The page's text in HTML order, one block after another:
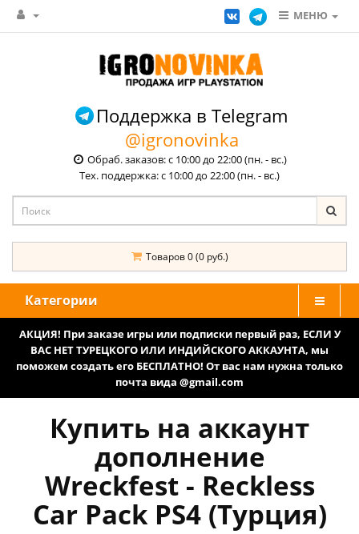
МЕНЮ
Поддержка в Telegram
@igronovinka
Обраб. заказов: с 10:00 до 22:00 (пн. - вс.)
Тех. поддержка: с 10:00 до 22:00 (пн. - вс.)
Товаров 0 (0 руб.)
Категории
АКЦИЯ! При заказе игры или подписки первый раз, ЕСЛИ У
ВАС НЕТ ТУРЕЦКОГО ИЛИ ИНДИЙСКОГО АККАУНТА, мы
поможем создать его БЕСПЛАТНО! От вас нам нужна только
почта вида @gmail.com
Купить на аккаунт
дополнение
Wreckfest - Reckless
Car Pack PS4 (Турция)